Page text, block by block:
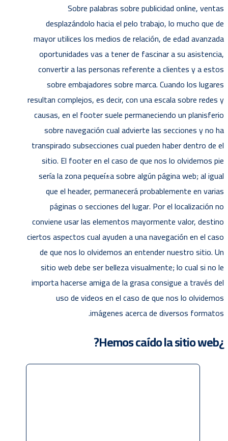
Sobre palabras sobre publicidad online, ventas
desplazándolo hacia el pelo trabajo, lo mucho que de
mayor utilices los medios de relación, de edad avanzada
oportunidades vas a tener de fascinar a su asistencia,
convertir a las personas referente a clientes y a estos
sobre embajadores sobre marca. Cuando los lugares
resultan complejos, es decir, con una escala sobre redes y
causas, en el footer suele permaneciendo un planisferio
sobre navegación cual advierte las secciones y no ha
transpirado subsecciones cual pueden haber dentro de el
sitio. El footer en el caso de que nos lo olvidemos pie
serí­a la zona pequeí±a sobre algún página web; al igual
que el header, permanecerá probablemente en varias
páginas o secciones del lugar. Por el localización no
conviene usar las elementos mayormente valor, destino
ciertos aspectos cual ayuden a una navegación en el caso
de que nos lo olvidemos an entender nuestro sitio. Un
sitio web debe ser belleza visualmente; lo cual si no le
importa hacerse amiga de la grasa consigue a través del
uso de videos en el caso de que nos lo olvidemos
imágenes acerca de diversos formatos.
¿Hemos caído la sitio web?